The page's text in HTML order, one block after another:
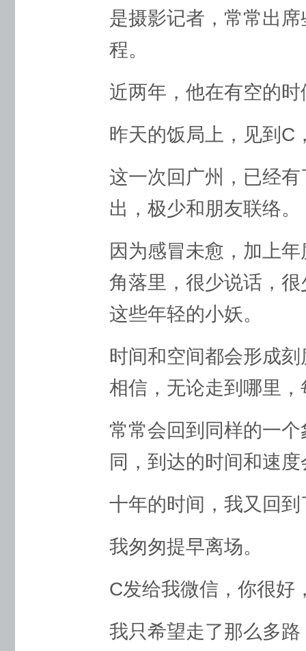
是摄影记者，常常出
程。
近两年，他在有空的
昨天的饭局上，见到C
这一次回广州，已经
出，极少和朋友联络。
因为感冒未愈，加上
角落里，很少说话，
这些年轻的小妖。
时间和空间都会形成
相信，无论走到哪里
常常会回到同样的一
同，到达的时间和速
十年的时间，我又回到
我匆匆提早离场。
C发给我微信，你很好
我只希望走了那么多